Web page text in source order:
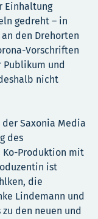
Einhaltung
gedreht – in
den Drehorten
Vorschriften
Publikum und
nicht
Saxonia Media
des
Ko-Produktion mit
ist
die
Lindemann und
den neuen und